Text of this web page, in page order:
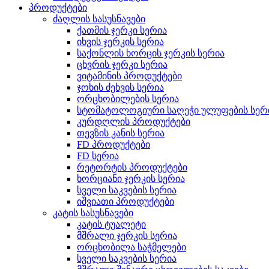
პროდუქტები
ძაღლის სასუსნავები
ქათმის ჯერკი სერია
იხვის ჯერკის სერია
საქონლის ხორცის ჯერკის სერია
ცხვრის ჯერკი სერია
ვიტამინის პროდუქტები
ჯოხის ძეხვის სერია
ორცხობილების სერია
სტომატოლოგიური საღეჭი ულუფების
კურდღლის პროდუქტები
თევზის კანის სერია
FD პროდუქტები
FD სერია
რეტორტის პროდუქტები
ხორციანი ჯერკის სერია
სველი საკვების სერია
იშვიათი პროდუქტები
კატის სასუსნავები
კატის ტუალეტი
მშრალი ჯერკის სერია
ორცხობილა საჭმელები
სველი საკვების სერია